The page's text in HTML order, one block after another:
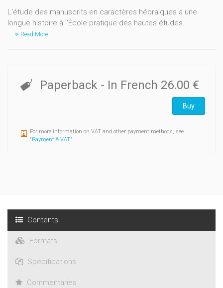
L'étude des manuscrits en caractères hébraïques a une
longue histoire à l’École pratique des hautes études.
Read More
Paperback - In French 26.00 €
Buy
For more information on VAT and other payment methods, see
"Payment & VAT".
Contents
Formats
Specifications
Commentaries